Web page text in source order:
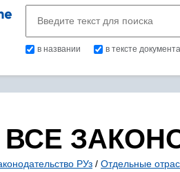
в названии в тексте документа
ВСЕ
РУз / Отдельные